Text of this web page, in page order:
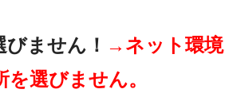
ません！ →ネット環境
選びません。